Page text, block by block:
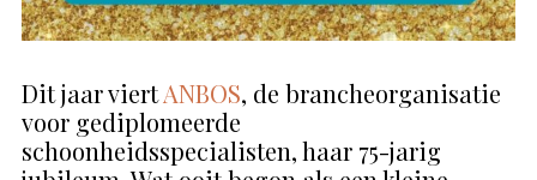
Dit jaar viertANBOS, de brancheorganisatie
voor gediplomeerde
schoonheidsspecialisten, haar 75-jarig